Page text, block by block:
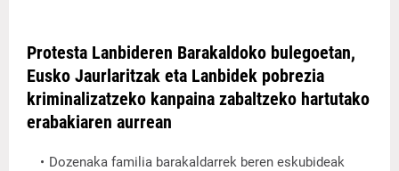
Protesta Lanbideren Barakaldoko bulegoetan,
Eusko Jaurlaritzak eta Lanbidek pobrezia
kriminalizatzeko kanpaina zabaltzeko hartutako
erabakiaren aurrean
Dozenaka familia barakaldarrek beren eskubideak